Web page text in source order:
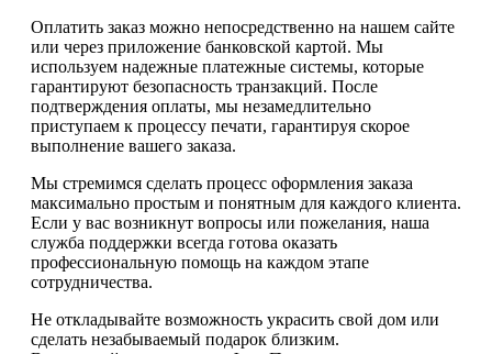
Оплатить заказ можно непосредственно на нашем сайте
или через приложение банковской картой. Мы
используем надежные платежные системы, которые
гарантируют безопасность транзакций. После
подтверждения оплаты, мы незамедлительно
приступаем к процессу печати, гарантируя скорое
выполнение вашего заказа.
Мы стремимся сделать процесс оформления заказа
максимально простым и понятным для каждого клиента.
Если у вас возникнут вопросы или пожелания, наша
служба поддержки всегда готова оказать
профессиональную помощь на каждом этапе
сотрудничества.
Не откладывайте возможность украсить свой дом или
сделать незабываемый подарок близким.